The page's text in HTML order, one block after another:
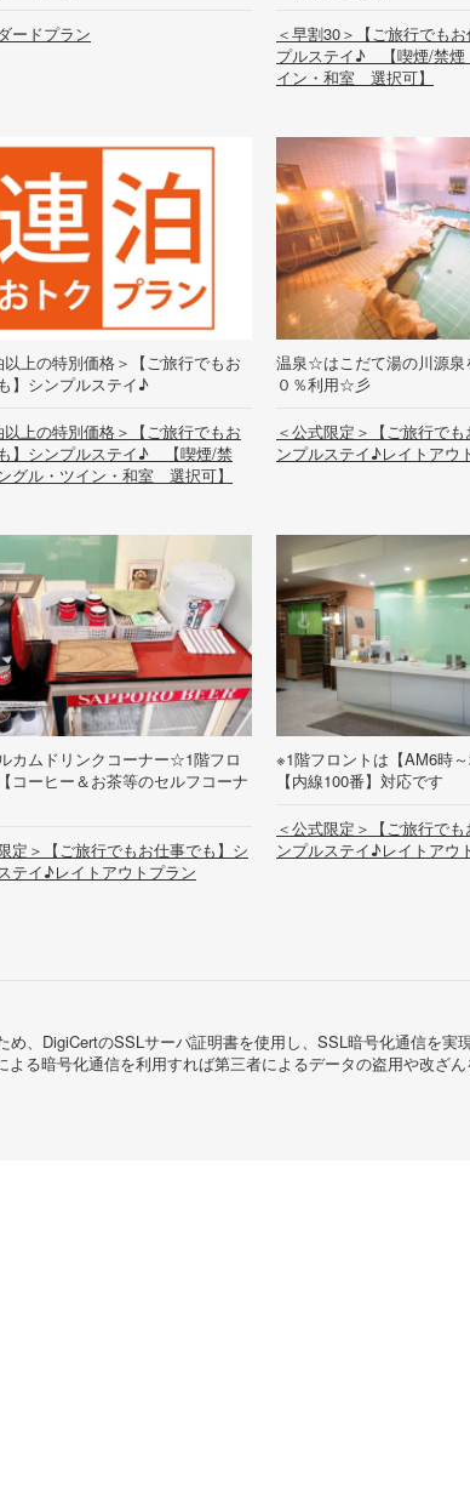
ードプラン
＜早割30＞【ご旅行でも
プルステイ♪ 【喫煙/禁
イン・和室 選択可】
以上の特別価格＞【ご旅行でもお
】シンプルステイ♪
以上の特別価格＞【ご旅行でもお
】シンプルステイ♪ 【喫煙/禁
ル・ツイン・和室 選択可】
温泉☆はこだて湯の川源泉
０％利用☆彡
＜公式限定＞【ご旅行で
ンプルステイ♪レイトアウ
カムドリンクコーナー☆1階フロ
コーヒー＆お茶等のセルフコーナ
定＞【ご旅行でもお仕事でも】シ
テイ♪レイトアウトプラン
※1階フロントは【AM6時～
【内線100番】対応です
＜公式限定＞【ご旅行で
ンプルステイ♪レイトアウ
め、DigiCertのSSLサーバ証明書を使用し、SSL暗号化通信を
る暗号化通信を利用すれば第三者によるデータの盗用や改ざ